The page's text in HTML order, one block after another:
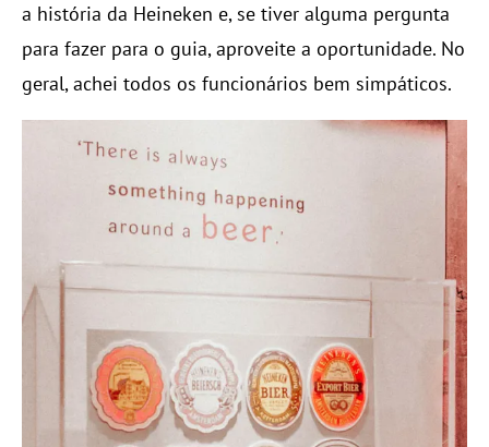
a história da Heineken e, se tiver alguma pergunta
para fazer para o guia, aproveite a oportunidade. No
geral, achei todos os funcionários bem simpáticos.